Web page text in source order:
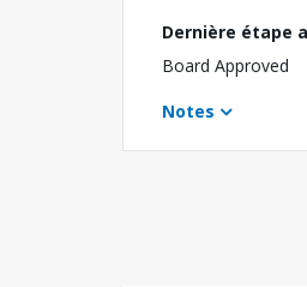
Dernière étape
Board Approved
Notes